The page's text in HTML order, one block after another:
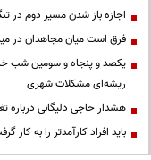
اجازه باز شدن مسیر دوم در
فرق است میان مجاهدان در
یکصد و پنجاه و سومین شب
ریشه‌ای مشکلات شهری
هشدار حاجی دلیگانی درباره
باید افراد کارآمدتر را به